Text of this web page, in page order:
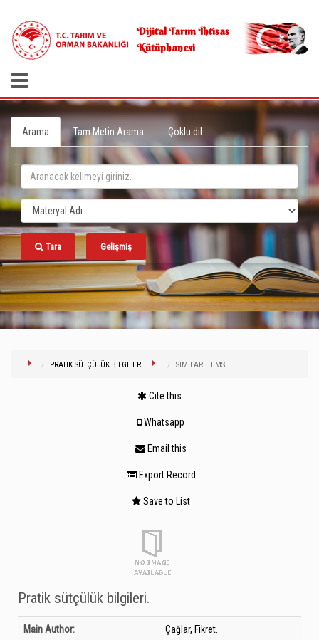
Dijital Tarım İhtisas
Kütüphanesi
Arama Tam Metin Arama Çoklu dil
Tara Gelişmiş
PRATIK SÜTÇÜLÜK BILGILERI. SIMILAR ITEMS
Cite this
Whatsapp
Email this
Export Record
Save to List
Pratik sütçülük bilgileri.
Bibliographic Details
Main Author: Çağlar, Fikret.